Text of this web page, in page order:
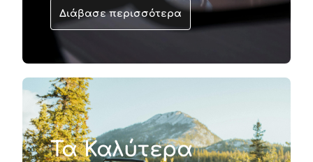
Διάβασε περισσότερα
Τα Καλύτερα